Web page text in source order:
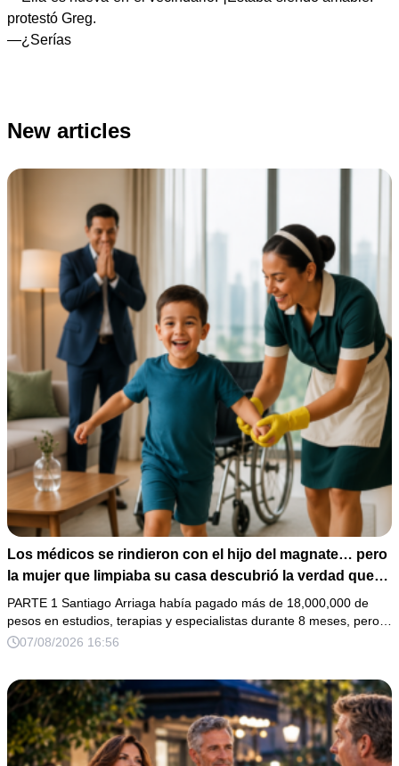
protestó Greg.
—¿Serías
New articles
Los médicos se rindieron con el hijo del magnate… pero
la mujer que limpiaba su casa descubrió la verdad que
nadie quiso escuchar.
PARTE 1 Santiago Arriaga había pagado más de 18,000,000 de
pesos en estudios, terapias y especialistas durante 8 meses, pero…
07/08/2026 16:56